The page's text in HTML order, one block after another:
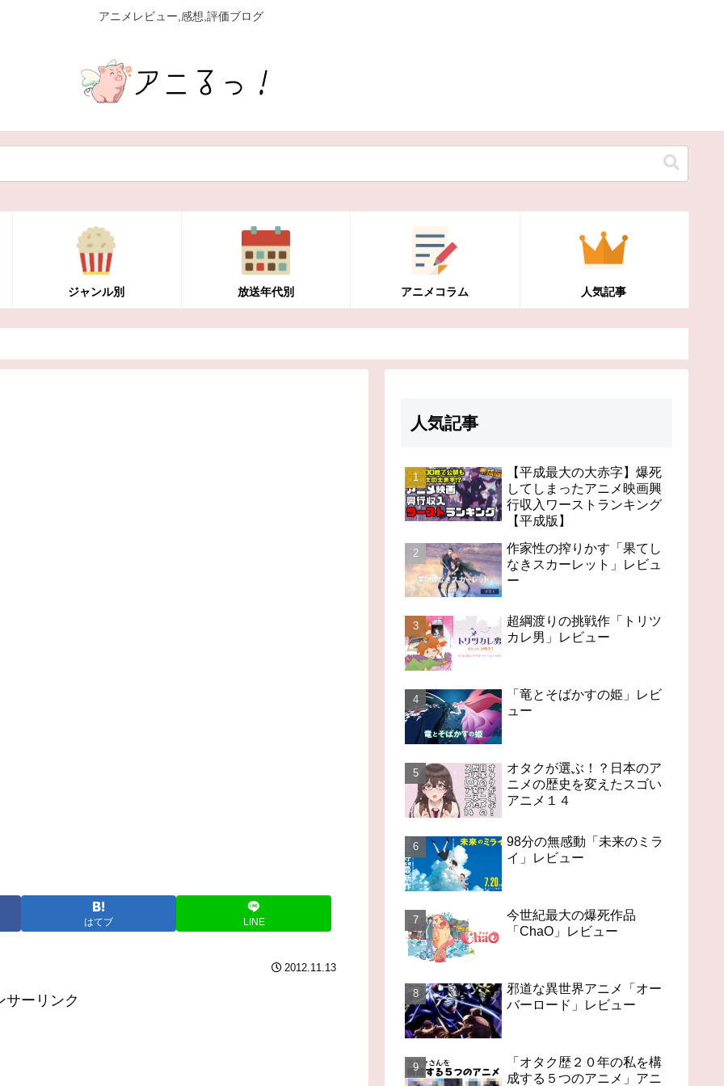
アニメレビュー,感想,評価ブログ
ジャンル別 放送年代別 アニメコラム 人気記事
はてブ LINE
2012.11.13
サーリンク
人気記事
【平成最大の大赤字】爆死
してしまったアニメ映画興
行収入ワーストランキング
【平成版】
作家性の搾りかす「果てし
なきスカーレット」レビュ
ー
超綱渡りの挑戦作「トリツ
カレ男」レビュー
「竜とそばかすの姫」レビ
ュー
オタクが選ぶ！？日本のア
ニメの歴史を変えたスゴい
アニメ１４
98分の無感動「未来のミラ
イ」レビュー
今世紀最大の爆死作品
「ChaO」レビュー
邪道な異世界アニメ「オー
バーロード」レビュー
「オタク歴２０年の私を構
成する５つのアニメ」アニ